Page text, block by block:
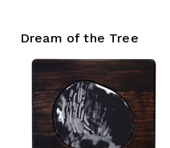
Dream of the Tree